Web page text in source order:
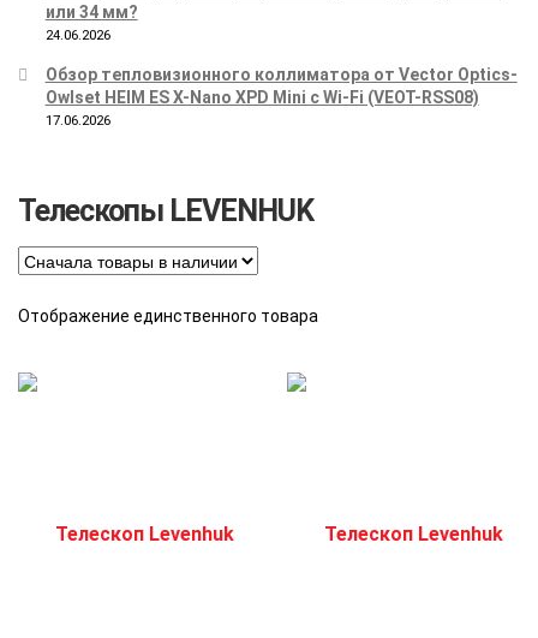
или 34 мм?
24.06.2026
Обзор тепловизионного коллиматора от Vector Optics-
Owlset HEIM ES X-Nano XPD Mini с Wi-Fi (VEOT-RSS08)
17.06.2026
Телескопы LEVENHUK
Отображение единственного товара